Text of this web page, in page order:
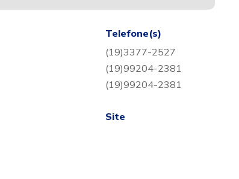
Telefone(s)
(19)3377-2527
(19)99204-2381
(19)99204-2381
Site